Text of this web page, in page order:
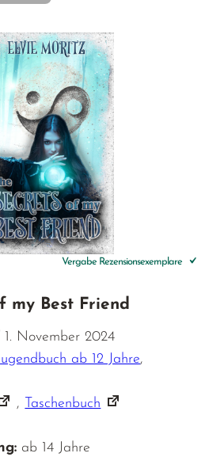
Vergabe Rezensionsexemplare
my Best Friend
November 2024
ab 12 Jahre,
, Taschenbuch
ab 14 Jahre